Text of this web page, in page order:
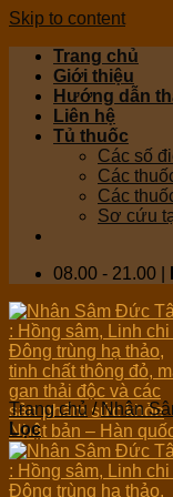
Skip to content
Trang chủ
Giới thiệu
Hướng dẫn
Liên hệ
Tủ thuốc
Các số
Các
Các
Sơ cứu
08.00 - 21.00 |
Trang chủ / Nhân
Lọc